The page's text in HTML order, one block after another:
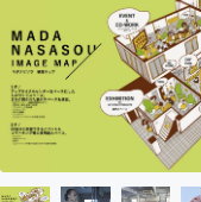
テクノロ
映像・映画
ビジネス